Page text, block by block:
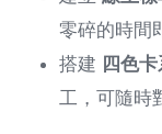
零碎的時間
搭建 四色
工，可隨時